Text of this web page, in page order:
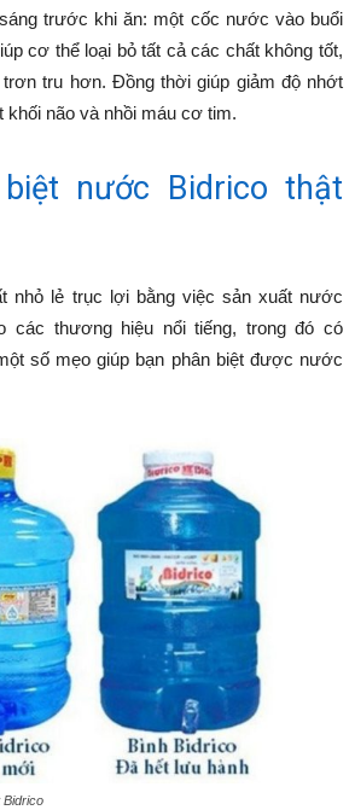
trước khi ăn: một cốc nước vào buổi
cơ thể loại bỏ tất cả các chất không tốt,
tru hơn. Đồng thời giúp giảm độ nhớt
khối não và nhồi máu cơ tim.
nước Bidrico thật
nhỏ lẻ trục lợi bằng việc sản xuất nước
các thương hiệu nổi tiếng, trong đó có
số mẹo giúp bạn phân biệt được nước